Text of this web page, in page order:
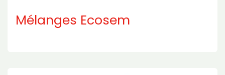
Mélanges Ecosem